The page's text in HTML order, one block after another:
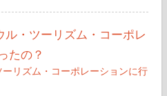
ーリズム・コーポレーションに行